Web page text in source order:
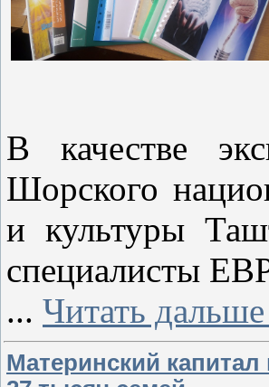
В качестве
Шорского
и культуры
специалисты
... Читать
Материнский